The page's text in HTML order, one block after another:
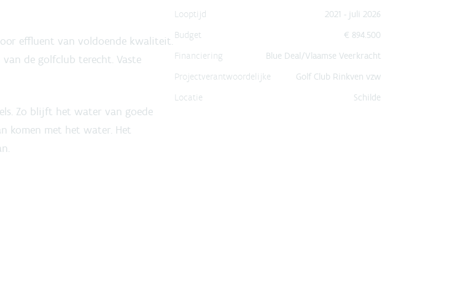
effluent van voldoende kwaliteit.
de golfclub terecht. Vaste
Zo blijft het water van goede
komen met het water. Het
Looptijd
2021 - juli 2026
Budget
€ 894.500
Financiering
Blue Deal/Vlaamse Veerkracht
Projectverantwoordelijke
Golf Club Rinkven vzw
Locatie
Schilde